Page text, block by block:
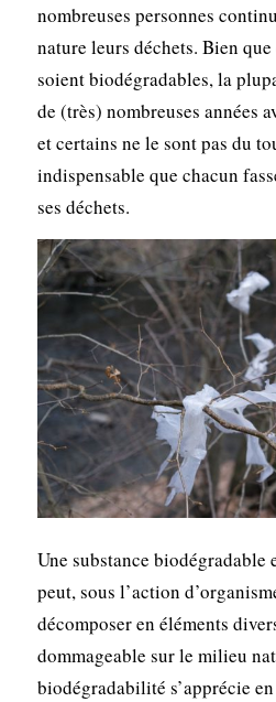
nombreuses personnes
nature leurs déchets. Bien
soient biodégradables, la
de (très) nombreuses années
et certains ne le sont pas du
indispensable que chacun
ses déchets.
Une substance biodégradable
peut, sous l’action
décomposer en éléments
dommageable sur le milieu
biodégradabilité s’apprécie